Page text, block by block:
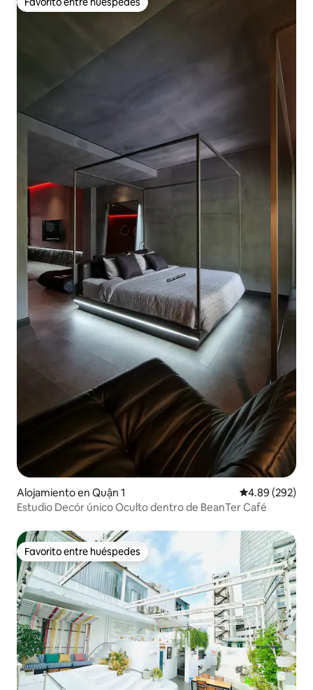
Favorito entre huéspedes
Alojamiento en Quận 1 Calificación
4.89 (292)
Estudio Decór único Oculto dentro de BeanTer Café
Favorito entre huéspedes
Favorito entre huéspedes